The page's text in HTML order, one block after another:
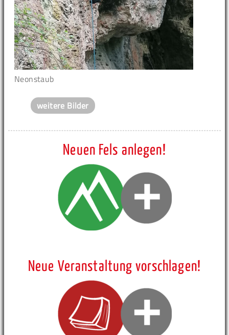
Neonstaub
weitere Bilder
Neuen Fels anlegen!
Neue Veranstaltung vorschlagen!